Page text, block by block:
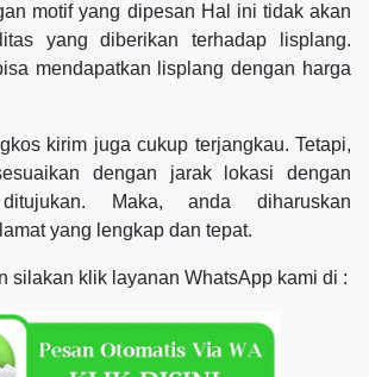
motif yang dipesan Hal ini tidak akan
yang diberikan terhadap lisplang.
mendapatkan lisplang dengan harga
kirim juga cukup terjangkau. Tetapi,
dengan jarak lokasi dengan
Maka, anda diharuskan
yang lengkap dan tepat.
silakan klik layanan WhatsApp kami di :